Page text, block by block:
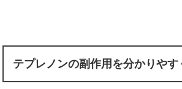
テプレノンの副作用を分かりやす